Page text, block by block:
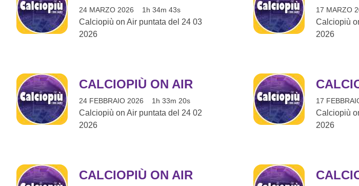
24 MARZO 2026 1h 34m 43s
Calciopiù on Air puntata del 24 03
2026
17 MARZO
Calciopiù
2026
CALCIOPIÙ ON AIR
24 FEBBRAIO 2026 1h 33m 20s
Calciopiù on Air puntata del 24 02
2026
17
Calciopiù
2026
CALCIOPIÙ ON AIR